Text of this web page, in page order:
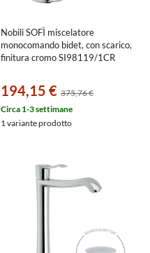
Nobili SOFÌ miscelatore
monocomando bidet, con scarico,
finitura cromo SI98119/1CR
194,15 € 375,76 €
Circa 1-3 settimane
1 variante prodotto